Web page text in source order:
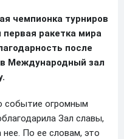
чемпионка турниров
ракетка мира
после
Международный зал
событие огромным
Зал славы,
нее. По ее словам, это